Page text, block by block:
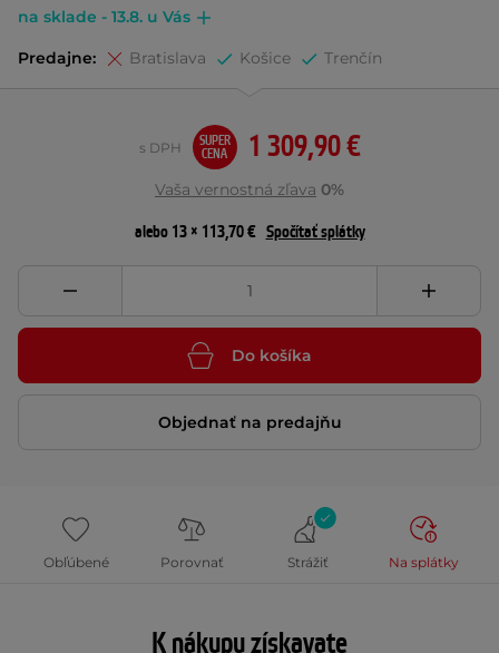
na sklade - 13.8. u Vás
Predajne: Bratislava Košice Trenčín
1 309,90 €
s DPH
SUPER
CENA
Vaša vernostná zľava 0%
alebo 13 × 113,70 € Spočítať splátky
Do košíka
Objednať na predajňu
Obľúbené Porovnať Strážiť Na splátky
K nákupu získavate